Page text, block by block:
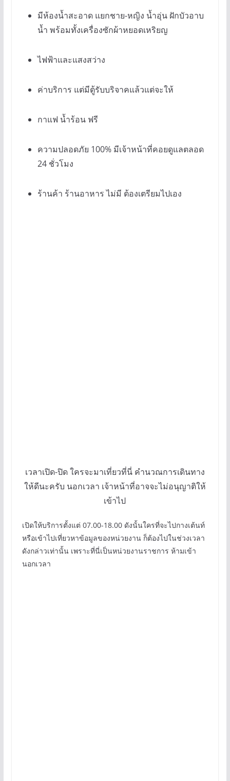
มีห้องน้ำสะอาด แยกชาย-หญิง น้ำอุ่น ฝักบัวอาบ
น้ำ พร้อมทั้งเครื่องซักผ้าหยอดเหริยญ
ไฟฟ้าและแสงสว่าง
ค่าบริการ แต่มีตู้รับบริจาคแล้วแต่จะให้
กาแฟ น้ำร้อน ฟรี
ความปลอดภัย 100% มีเจ้าหน้าที่คอยดูแลตลอด
24 ชั่วโมง
ร้านค้า ร้านอาหาร ไม่มี ต้องเตรียมไปเอง
เวลาเปิด-ปิด ใครจะมาเที่ยวที่นี่ คำนวณการเดินทาง
ให้ดีนะครับ นอกเวลา เจ้าหน้าที่อาจจะไม่อนุญาติให้
เข้าไป
เปิดให้บริการตั้งแต่ 07.00-18.00 ดังนั้นใครที่จะไปกางเต้นท์
หรือเข้าไปเที่ยวหาข้อมูลของหน่วยงาน ก็ต้องไปในช่วงเวลา
ดังกล่าวเท่านั้น เพราะที่นี่เป็นหน่วยงานราชการ ห้ามเข้า
นอกเวลา